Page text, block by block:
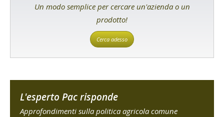
Un modo semplice per cercare un'azienda o un
prodotto!
Cerca adesso
L'esperto Pac risponde
Approfondimenti sulla politica agricola comune